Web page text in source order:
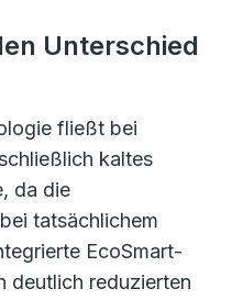
Unterschied
fließt bei
kaltes
da die
tatsächlichem
EcoSmart-
deutlich reduzierten